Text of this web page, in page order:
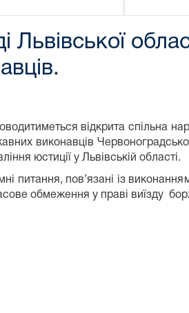
відкрита спільна
виконавців
юстиції у Львівській області.
питання, пов’язані із
обмеження у праві виїзду